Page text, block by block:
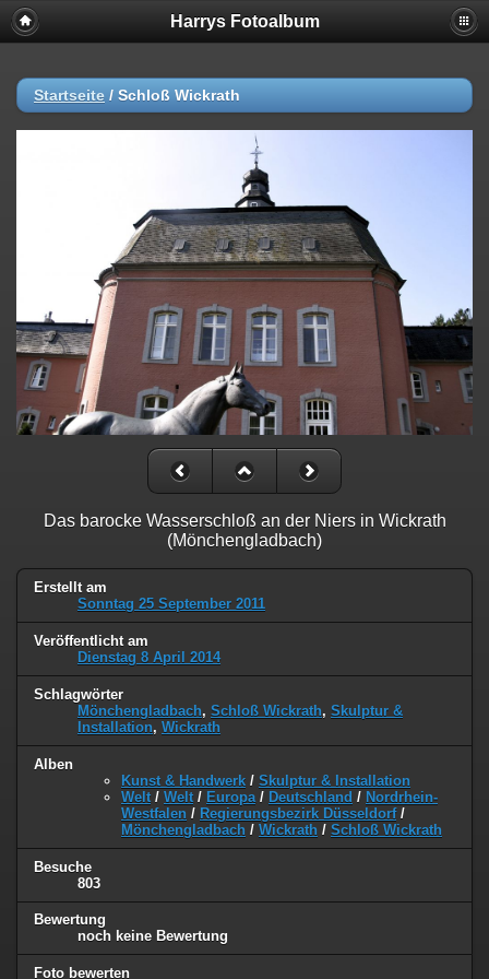
Harrys Fotoalbum
Startseite / Schloß Wickrath
Das barocke Wasserschloß an der Niers in Wickrath
(Mönchengladbach)
Erstellt am
Sonntag 25 September 2011
Veröffentlicht am
Dienstag 8 April 2014
Schlagwörter
Mönchengladbach, Schloß Wickrath, Skulptur &
Installation, Wickrath
Alben
Kunst & Handwerk / Skulptur & Installation
Welt / Welt / Europa / Deutschland / Nordrhein-
Westfalen / Regierungsbezirk Düsseldorf/
Mönchengladbach / Wickrath / Schloß Wickrath
Besuche
803
Bewertung
noch keine Bewertung
Foto bewerten